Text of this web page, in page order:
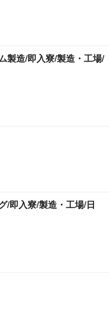
製造/即入寮/製造・工場/
/即入寮/製造・工場/日